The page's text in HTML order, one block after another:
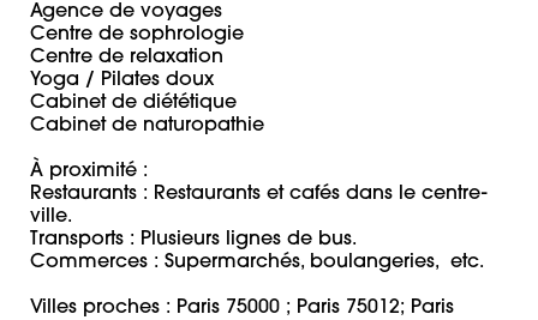
Agence de voyages
Centre de sophrologie
Centre de relaxation
Yoga / Pilates doux
Cabinet de diététique
Cabinet de naturopathie
À proximité :
Restaurants : Restaurants et cafés dans le centre-
ville.
Transports : Plusieurs lignes de bus.
Commerces : Supermarchés, boulangeries,  etc.
Villes proches : Paris 75000 ; Paris 75012; Paris